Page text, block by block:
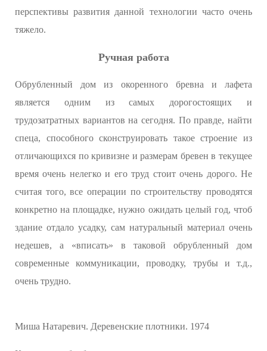
перспективы развития данной технологии часто очень
тяжело.
Ручная работа
Обрубленный дом из окоренного бревна и лафета
является одним из самых дорогостоящих и
трудозатратных вариантов на сегодня. По правде, найти
спеца, способного сконструировать такое строение из
отличающихся по кривизне и размерам бревен в текущее
время очень нелегко и его труд стоит очень дорого. Не
считая того, все операции по строительству проводятся
конкретно на площадке, нужно ожидать целый год, чтоб
здание отдало усадку, сам натуральный материал очень
недешев, а «вписать» в таковой обрубленный дом
современные коммуникации, проводку, трубы и т.д.,
очень трудно.
Миша Натаревич. Деревенские плотники. 1974